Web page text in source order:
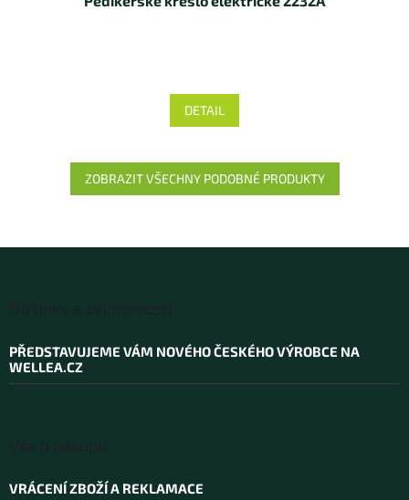
DETAIL
ZOBRAZIT VŠECHNY PODOBNÉ PRODUKTY
PŘEDSTAVUJEME VÁM NOVÉHO ČESKÉHO VÝROBCE NA
WELLEA.CZ
VRÁCENÍ ZBOŽÍ A REKLAMACE